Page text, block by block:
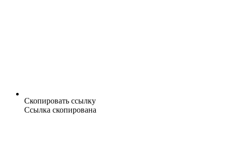
Скопировать ссылку
Ссылка скопирована